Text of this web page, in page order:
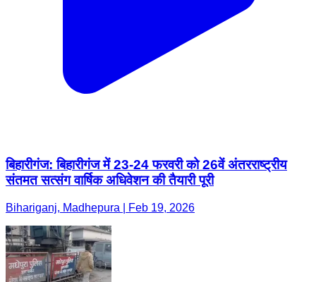
बिहारीगंज: बिहारीगंज में 23-24 फरवरी को 26वें अंतरराष्ट्रीय
संतमत सत्संग वार्षिक अधिवेशन की तैयारी पूरी
Bihariganj, Madhepura | Feb 19, 2026